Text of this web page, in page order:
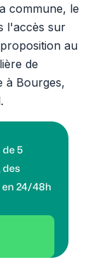
commune, le
l'accès sur
au
de
à Bourges,
de 5
des
en 24/48h